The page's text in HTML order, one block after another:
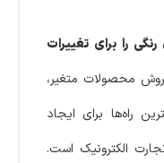
را برای تغییرات
محصولات متغیر،
راه‌ها برای ایجاد
الکترونیک است.